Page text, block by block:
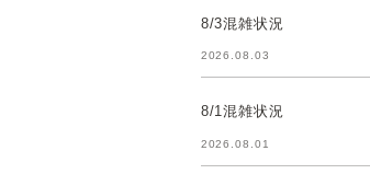
8/3混雑状況
2026.08.03
8/1混雑状況
2026.08.01